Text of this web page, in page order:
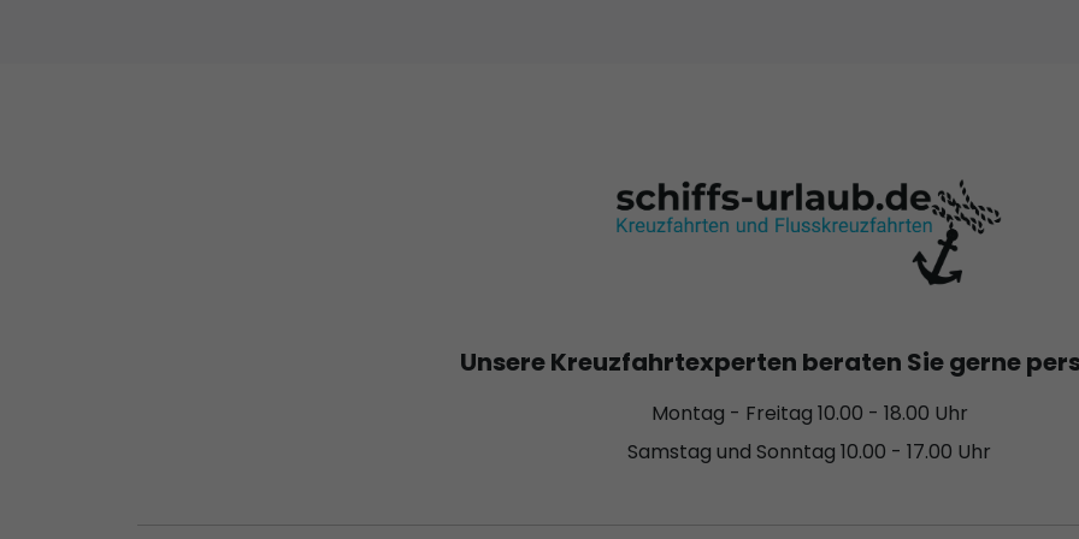
Unsere Kreuzfahrtexperten beraten Sie gerne
Montag - Freitag 10.00 - 18.00 Uhr
Samstag und Sonntag 10.00 - 17.00 Uhr